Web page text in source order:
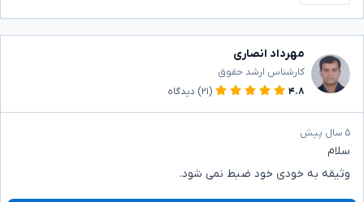
مهرداد انصاری
کارشناس ارشد حقوق
۴.۸
(۲۱) دیدگاه
۵ سال پیش
سلام
وثیقه به خودی خود ضبط نمی شود.